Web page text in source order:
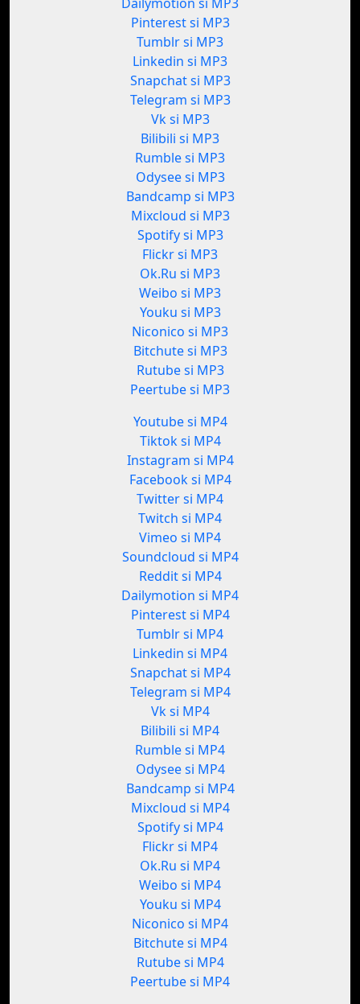
Pinterest si MP3
Tumblr si MP3
Linkedin si MP3
Snapchat si MP3
Telegram si MP3
Vk si MP3
Bilibili si MP3
Rumble si MP3
Odysee si MP3
Bandcamp si MP3
Mixcloud si MP3
Spotify si MP3
Flickr si MP3
Ok.Ru si MP3
Weibo si MP3
Youku si MP3
Niconico si MP3
Bitchute si MP3
Rutube si MP3
Peertube si MP3
Youtube si MP4
Tiktok si MP4
Instagram si MP4
Facebook si MP4
Twitter si MP4
Twitch si MP4
Vimeo si MP4
Soundcloud si MP4
Reddit si MP4
Dailymotion si MP4
Pinterest si MP4
Tumblr si MP4
Linkedin si MP4
Snapchat si MP4
Telegram si MP4
Vk si MP4
Bilibili si MP4
Rumble si MP4
Odysee si MP4
Bandcamp si MP4
Mixcloud si MP4
Spotify si MP4
Flickr si MP4
Ok.Ru si MP4
Weibo si MP4
Youku si MP4
Niconico si MP4
Bitchute si MP4
Rutube si MP4
Peertube si MP4